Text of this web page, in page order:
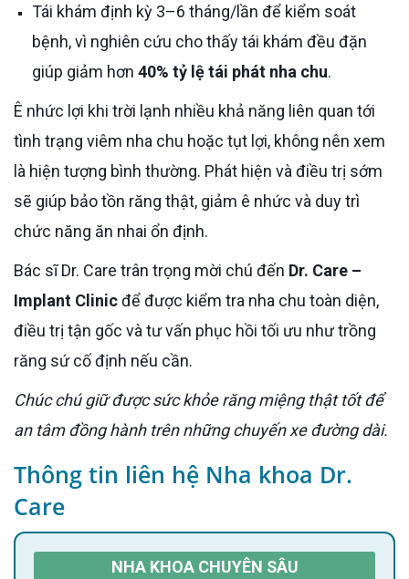
Tái khám định kỳ 3–6 tháng/lần để kiểm soát
bệnh, vì nghiên cứu cho thấy tái khám đều đặn
giúp giảm hơn 40% tỷ lệ tái phát nha chu.
Ê nhức lợi khi trời lạnh nhiều khả năng liên quan tới
tình trạng viêm nha chu hoặc tụt lợi, không nên xem
là hiện tượng bình thường. Phát hiện và điều trị sớm
sẽ giúp bảo tồn răng thật, giảm ê nhức và duy trì
chức năng ăn nhai ổn định.
Bác sĩ Dr. Care trân trọng mời chú đến Dr. Care –
Implant Clinicđể được kiểm tra nha chu toàn diện,
điều trị tận gốc và tư vấn phục hồi tối ưu như trồng
răng sứ cố định nếu cần.
Chúc chú giữ được sức khỏe răng miệng thật tốt để
an tâm đồng hành trên những chuyến xe đường dài.
Thông tin liên hệ Nha khoa Dr.
Care
NHA KHOA CHUYÊN SÂU